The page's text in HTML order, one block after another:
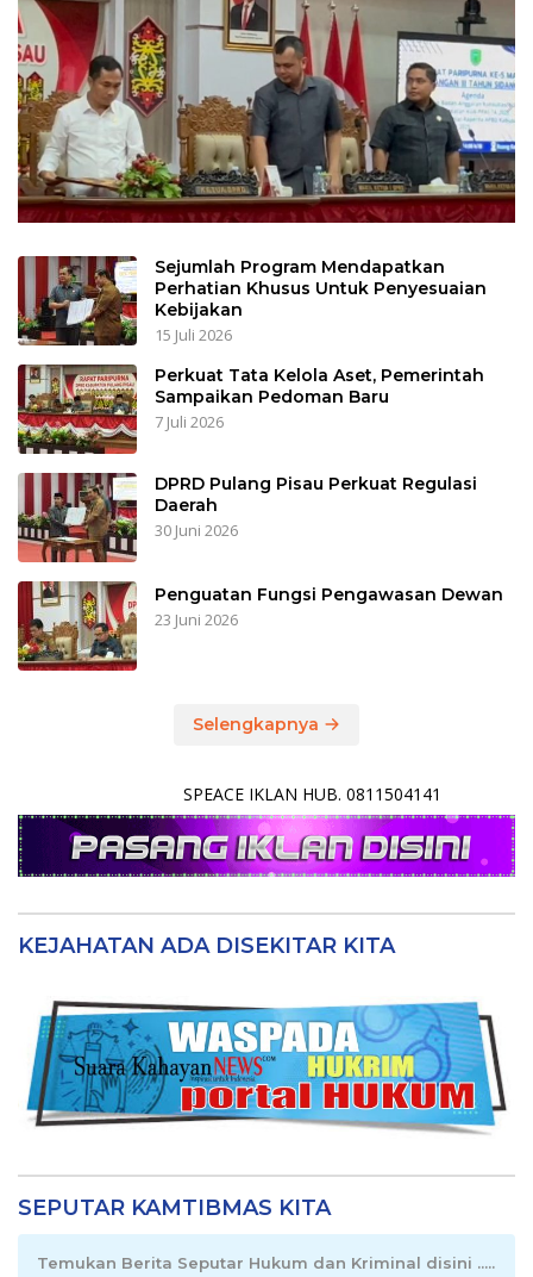
Sejumlah Program Mendapatkan
Perhatian Khusus Untuk Penyesuaian
Kebijakan
15 Juli 2026
Perkuat Tata Kelola Aset, Pemerintah
Sampaikan Pedoman Baru
7 Juli 2026
DPRD Pulang Pisau Perkuat Regulasi
Daerah
30 Juni 2026
Penguatan Fungsi Pengawasan Dewan
23 Juni 2026
Selengkapnya
SPEACE IKLAN HUB. 0811504141
KEJAHATAN ADA DISEKITAR KITA
SEPUTAR KAMTIBMAS KITA
Temukan Berita Seputar Hukum dan Kriminal disini .....